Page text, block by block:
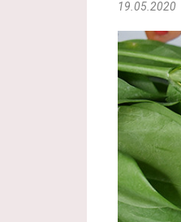
19.05.2020